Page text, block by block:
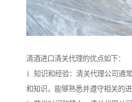
清酒进口清关代理的优点如下：
1. 知识和经验：清关代理公司通
和知识，能够熟悉并遵守相关的